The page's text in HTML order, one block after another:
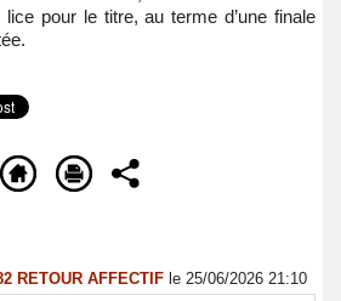
pour le titre, au terme d’une finale
RETOUR AFFECTIF le 25/06/2026 21:10